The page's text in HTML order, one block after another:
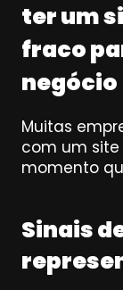
ter um
fraco
negócio
Muitas
com um
momento
Sinais